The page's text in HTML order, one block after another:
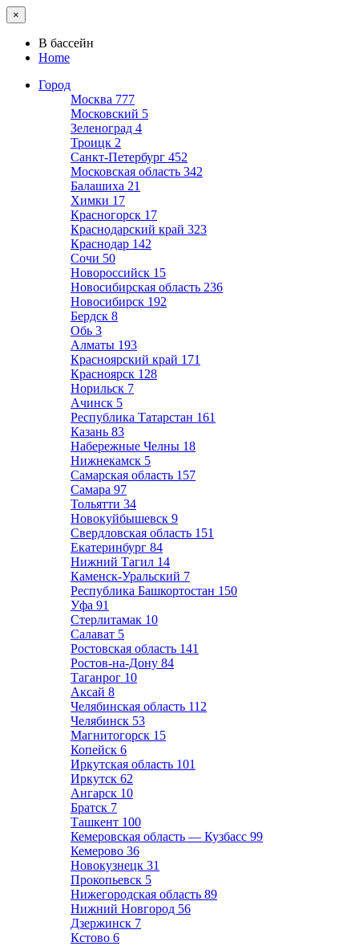
×
В бассейн
Home
Город
Москва 777
Московский 5
Зеленоград 4
Троицк 2
Санкт-Петербург 452
Московская область 342
Балашиха 21
Химки 17
Красногорск 17
Краснодарский край 323
Краснодар 142
Сочи 50
Новороссийск 15
Новосибирская область 236
Новосибирск 192
Бердск 8
Обь 3
Алматы 193
Красноярский край 171
Красноярск 128
Норильск 7
Ачинск 5
Республика Татарстан 161
Казань 83
Набережные Челны 18
Нижнекамск 5
Самарская область 157
Самара 97
Тольятти 34
Новокуйбышевск 9
Свердловская область 151
Екатеринбург 84
Нижний Тагил 14
Каменск-Уральский 7
Республика Башкортостан 150
Уфа 91
Стерлитамак 10
Салават 5
Ростовская область 141
Ростов-на-Дону 84
Таганрог 10
Аксай 8
Челябинская область 112
Челябинск 53
Магнитогорск 15
Копейск 6
Иркутская область 101
Иркутск 62
Ангарск 10
Братск 7
Ташкент 100
Кемеровская область — Кузбасс 99
Кемерово 36
Новокузнецк 31
Прокопьевск 5
Нижегородская область 89
Нижний Новгород 56
Дзержинск 7
Кстово 6